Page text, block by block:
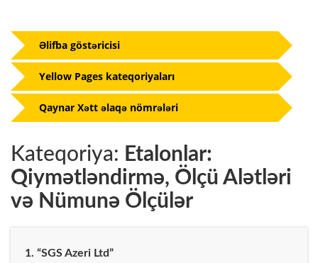
Kateqoriya: Etalonlar:
Qiymətləndirmə, Ölçü Alətləri
və Nümunə Ölçülər
1. “SGS Azeri Ltd”
Əlifba göstəricisi
Yellow Pages kateqoriyaları
Qaynar Xətt əlaqə nömrələri